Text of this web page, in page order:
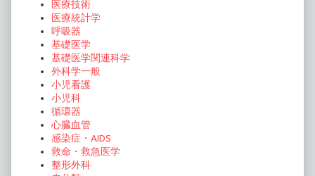
医療技術
医療統計学
呼吸器
基礎医学
基礎医学関連科学
外科学一般
小児看護
小児科
循環器
心臓血管
感染症・AIDS
救命・救急医学
整形外科